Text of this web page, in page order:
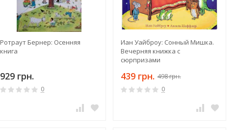
Ротраут Бернер: Осенняя
книга
929 грн.
0
Иан Уайброу: Сонный Мишка.
Вечерняя книжка с
сюрпризами
439 грн. 498 грн.
0